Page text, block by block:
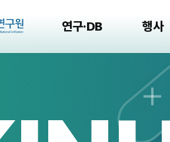
연구·DB 행사